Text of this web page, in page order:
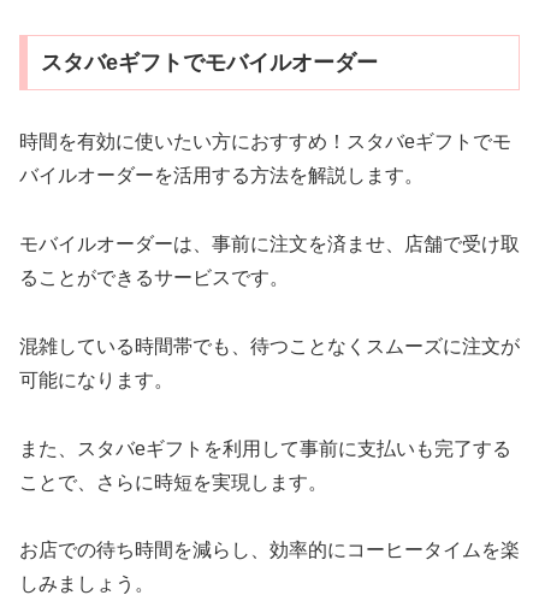
スタバeギフトでモバイルオーダー
時間を有効に使いたい方におすすめ！スタバeギフトでモ
バイルオーダーを活用する方法を解説します。
モバイルオーダーは、事前に注文を済ませ、店舗で受け取
ることができるサービスです。
混雑している時間帯でも、待つことなくスムーズに注文が
可能になります。
また、スタバeギフトを利用して事前に支払いも完了する
ことで、さらに時短を実現します。
お店での待ち時間を減らし、効率的にコーヒータイムを楽
しみましょう。